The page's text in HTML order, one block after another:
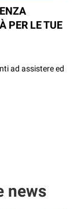
PER LE TUE
ad assistere ed
news